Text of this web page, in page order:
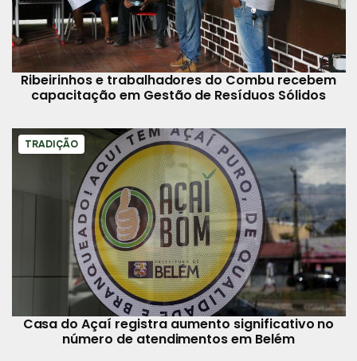
Ribeirinhos e trabalhadores do Combu recebem
capacitação em Gestão de Resíduos Sólidos
TRADIÇÃO
Casa do Açaí registra aumento significativo no
número de atendimentos em Belém